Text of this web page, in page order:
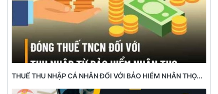
THUẾ THU NHẬP CÁ NHÂN ĐỐI VỚI BẢO HIỂM NHÂN THỌ...